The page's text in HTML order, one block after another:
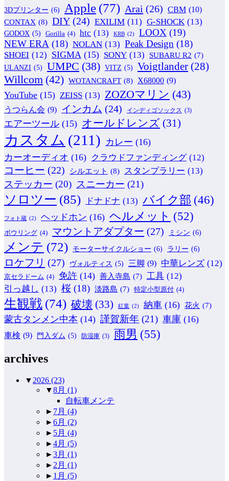
3Dプリンター (6) Apple (77) Arai (26) CBM (10)
CONTAX (8) DIY (24) EXILIM (11) G-SHOCK (13)
GODOX (5) Gorilla (4) htc (13) KRB (2) LOOX (19)
NEW ERA (18) NOLAN (13) Peak Design (18)
SHOEI (12) SIGMA (15) SONY (13) SUBARU R2 (7)
ULANZI (5) UMPC (38) VITZ (5) Voigtlander (28)
Willcom (42) WOTANCRAFT (8) X68000 (9)
YouTube (15) ZEISS (13) ZOZOマリン (43)
うつらん会 (9) インカム (24) インディゴソックス (3)
エアーツール (15) オールドレンズ (31)
カスタム (211) カレー (16)
カーオーディオ (16) クラウドファンディング (12)
コーヒー (22) シルエット (8) スタンプラリー (13)
ステッカー (20) スニーカー (21)
ソロツー (85) ドナドナ (13) バイク部 (46)
フォト蔵 (2) ヘッドホン (16) ヘルメット (52)
ボウリング (4) マウントアダプター (27) ミシン (6)
メンテ (72) モーターサイクルショー (6) ラリー (6)
ロケフリ (27) ヴォルティス (5) 三脚 (9) 中華レンズ (12)
京セラドーム (4) 免許 (14) 善入寺島 (7) 工具 (12)
引っ越し (13) 桜 (18) 淡路島 (7) 特定小型原付 (4)
生観戦 (74) 破壊 (33) 紅葉 (2) 納車 (16) 花火 (7)
蒙古タンメン中本 (14) 謹賀新年 (21) 車庫 (16)
車検 (9) 門入ダム (5) 防湿庫 (3) 雨男 (55)
archives
▼ 2026 (23)
▼8月 (1)
自転車メンテ
► 7月 (4)
►6月 (2)
► 5月 (4)
►4月 (5)
►3月 (1)
► 2月 (1)
► 1月 (5)